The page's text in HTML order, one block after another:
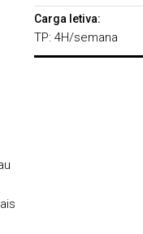
Carga letiva:
TP: 4H/semana